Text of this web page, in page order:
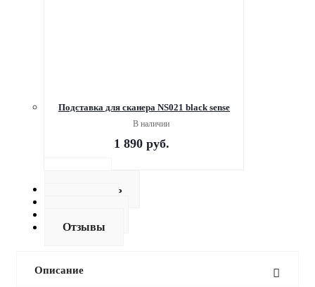
Подставка для сканера NS021 black sense
В наличии
1 890 руб.
Как купить
Отзывы
Описание